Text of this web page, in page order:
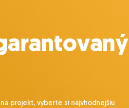
projekt, vyberte si najvhodnejšiu